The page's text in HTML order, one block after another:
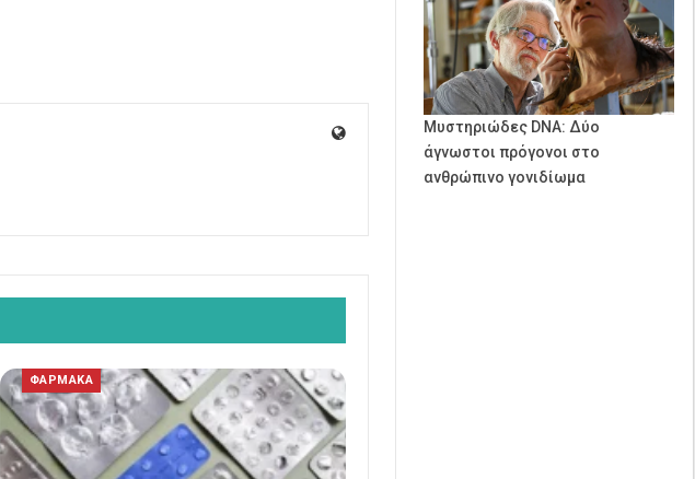
ΦΑΡΜΑΚΑ
Μυστηριώδες DNA: Δύο
άγνωστοι πρόγονοι στο
ανθρώπινο γονιδίωμα